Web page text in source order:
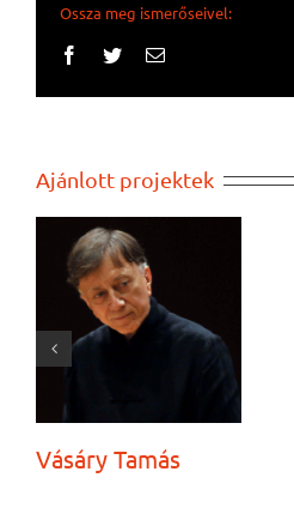
Ossza meg ismerőseivel:
Facebook
TwitterEmail:
Ajánlott projektek
Vásáry Tamás